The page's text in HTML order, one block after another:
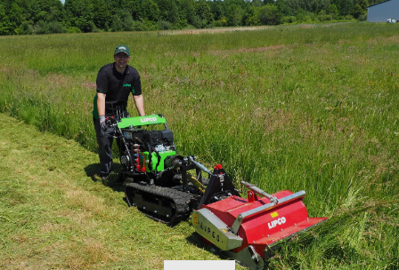
SLOVENSKÁ
DANSK
ΕΛΛΗΝΙΚΉ
БЪЛГАРСКИ
SVENSKA
SLOVENSKI
EESTI
LIETUVIŲ
LATVIEŠU